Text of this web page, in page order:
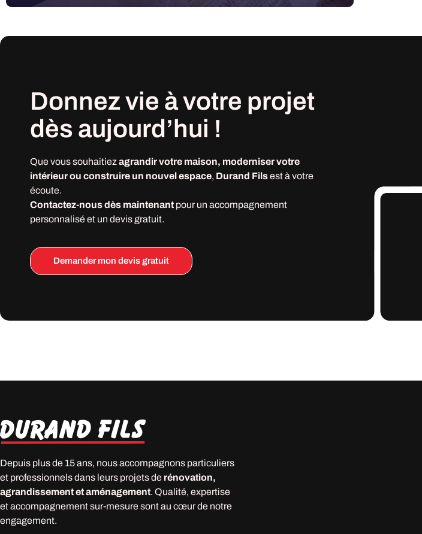
Donnez vie à votre projet
dès aujourd’hui !
Que vous souhaitiez agrandir votre maison, moderniser votre
intérieur ou construire un nouvel espace, Durand Filsest à votre
écoute.
Contactez-nous dès maintenant pour un accompagnement
personnalisé et un devis gratuit.
Demander mon devis gratuit
Depuis plus de 15 ans, nous accompagnons particuliers
et professionnels dans leurs projets de rénovation,
agrandissement et aménagement. Qualité, expertise
et accompagnement sur-mesure sont au cœur de notre
engagement.